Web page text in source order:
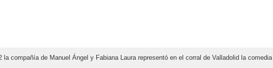
la compañía de Manuel Ángel y Fabiana Laura representó en el corral de Valladolid la comedia